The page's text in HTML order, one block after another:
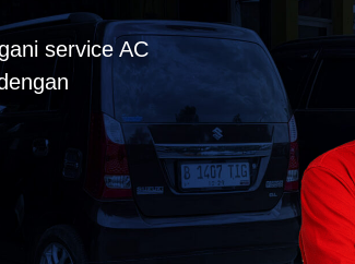
service AC